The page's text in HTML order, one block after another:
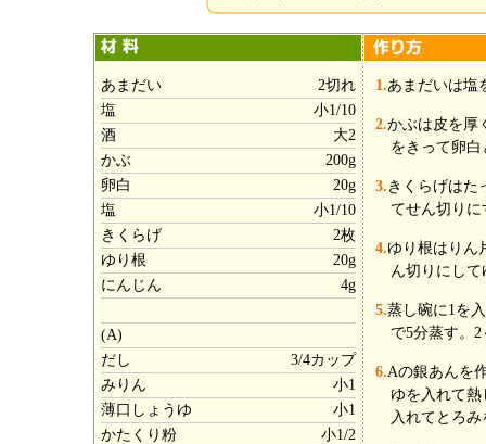
あまだい
2切れ
塩
小1/10
酒
大2
かぶ
200g
卵白
20g
塩
小1/10
きくらげ
2枚
ゆり根
20g
にんじん
4g
(A)
だし
3/4カップ
みりん
小1
薄口しょうゆ
小1
かたくり粉
小1/2
1.あまだいは塩
2.かぶは皮を厚
をきって卵
3. きくらげはた
てせん切りに
4.ゆり根はりん
ん切りにして
5.蒸し碗に1を
で5分蒸す。
6.Aの銀あんを
ゆを入れて
入れてとろ